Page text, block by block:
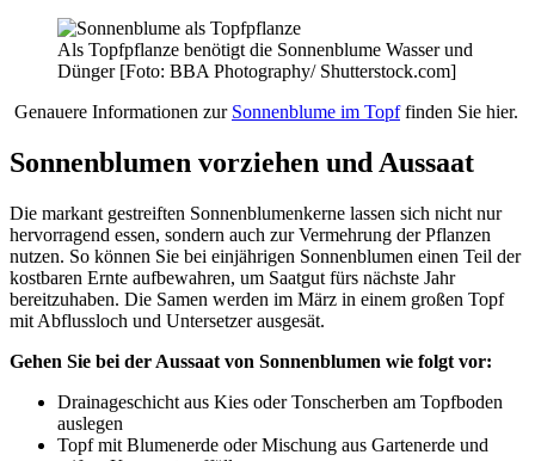
Als Topfpflanze benötigt die Sonnenblume Wasser und
Dünger [Foto: BBA Photography/ Shutterstock.com]
Genauere Informationen zur Sonnenblume im Topffinden Sie hier.
Sonnenblumen vorziehen und Aussaat
Die markant gestreiften Sonnenblumenkerne lassen sich nicht nur
hervorragend essen, sondern auch zur Vermehrung der Pflanzen
nutzen. So können Sie bei einjährigen Sonnenblumen einen Teil der
kostbaren Ernte aufbewahren, um Saatgut fürs nächste Jahr
bereitzuhaben. Die Samen werden im März in einem großen Topf
mit Abflussloch und Untersetzer ausgesät.
Gehen Sie bei der Aussaat von Sonnenblumen wie folgt vor:
Drainageschicht aus Kies oder Tonscherben am Topfboden
auslegen
Topf mit Blumenerde oder Mischung aus Gartenerde und